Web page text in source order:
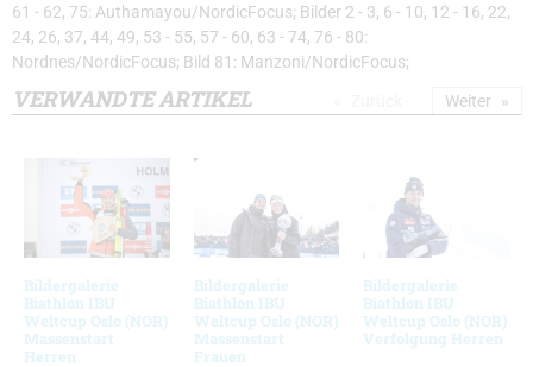
61 - 62, 75: Authamayou/NordicFocus; Bilder 2 - 3, 6 - 10, 12 - 16, 22,
24, 26, 37, 44, 49, 53 - 55, 57 - 60, 63 - 74, 76 - 80:
Nordnes/NordicFocus; Bild 81: Manzoni/NordicFocus;
VERWANDTE ARTIKEL
Bildergalerie
Biathlon IBU
Weltcup Oslo (NOR)
Massenstart
Herren
Bildergalerie
Biathlon IBU
Weltcup Oslo (NOR)
Massenstart
Frauen
Bildergalerie
Biathlon IBU
Weltcup Oslo (NOR)
Verfolgung Herren
Weiter